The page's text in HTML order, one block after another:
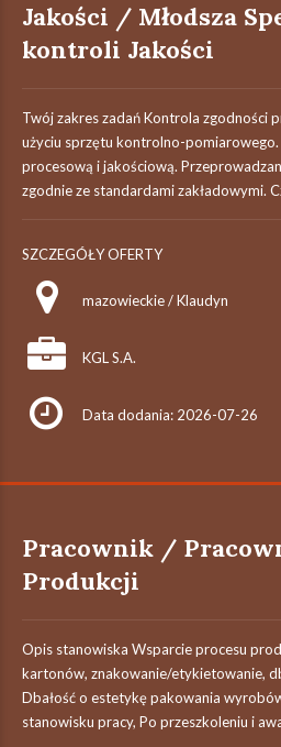
Jakości / Młodsza
kontroli Jakości
Twój zakres zadań Kontrola zgodności
użyciu sprzętu kontrolno-
procesową i jakościową.
zgodnie ze standardami zakładowymi.
SZCZEGÓŁY OFERTY
mazowieckie / Klaudyn
KGL S.A.
Data dodania: 2026-07-26
Pracownik /
Produkcji
Opis stanowiska Wsparcie procesu
kartonów, znakowanie/etykietowanie,
Dbałość o estetykę pakowania
stanowisku pracy, Po przeszkoleniu i